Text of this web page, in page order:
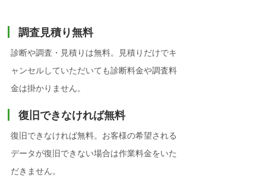
調査見積り無料
診断や調査・見積りは無料。見積りだけでキ
ャンセルしていただいても診断料金や調査料
金は掛かりません。
復旧できなければ無料
復旧できなければ無料。お客様の希望される
データが復旧できない場合は作業料金をいた
だきません。